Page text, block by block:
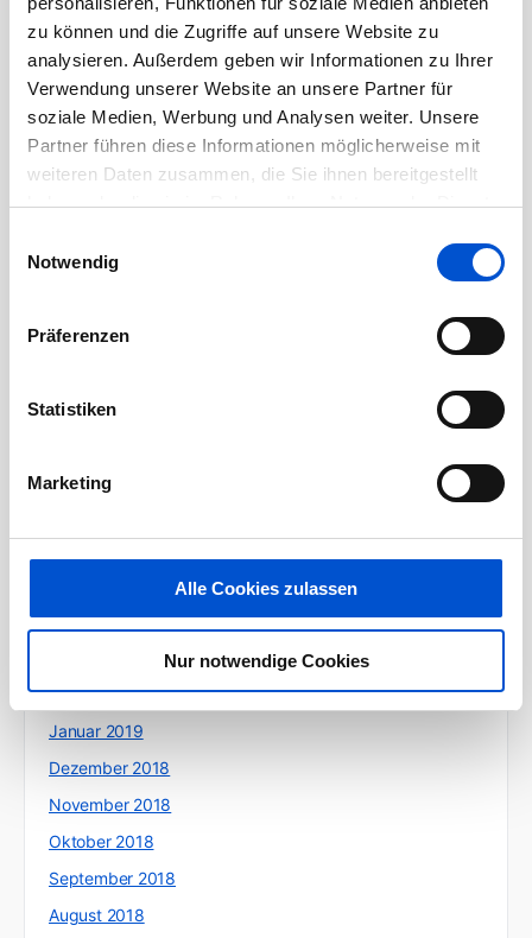
zu können und die Zugriffe auf unsere Website zu
analysieren. Außerdem geben wir Informationen zu Ihrer
Verwendung unserer Website an unsere Partner für
soziale Medien, Werbung und Analysen weiter. Unsere
Partner führen diese Informationen möglicherweise mit
weiteren Daten zusammen, die Sie ihnen bereitgestellt
haben oder die sie im Rahmen Ihrer Nutzung der Dienste
Notwendig
Präferenzen
Statistiken
Marketing
Alle Cookies zulassen
Nur notwendige Cookies
August 2020
Juli 2020
Juni 2020
Mai 2020
April 2020
Februar 2020
Dezember 2019
Oktober 2019
August 2019
April 2019
Februar 2019
Januar 2019
Dezember 2018
November 2018
Oktober 2018
September 2018
August 2018